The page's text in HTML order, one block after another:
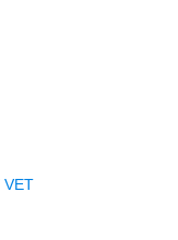
VET